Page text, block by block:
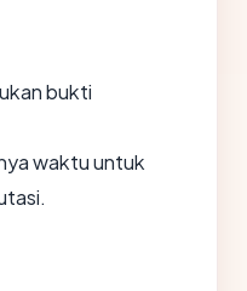
bukti
waktu untuk